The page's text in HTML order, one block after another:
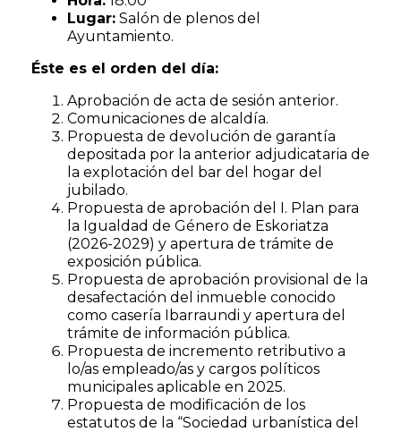
Lugar: Salón de plenos del
Ayuntamiento.
Éste es el orden del día:
Aprobación de acta de sesión anterior.
Comunicaciones de alcaldía.
Propuesta de devolución de garantía
depositada por la anterior adjudicataria de
la explotación del bar del hogar del
jubilado.
Propuesta de aprobación del I. Plan para
la Igualdad de Género de Eskoriatza
(2026-2029) y apertura de trámite de
exposición pública.
Propuesta de aprobación provisional de la
desafectación del inmueble conocido
como casería Ibarraundi y apertura del
trámite de información pública.
Propuesta de incremento retributivo a
lo/as empleado/as y cargos políticos
municipales aplicable en 2025.
Propuesta de modificación de los
estatutos de la “Sociedad urbanística del